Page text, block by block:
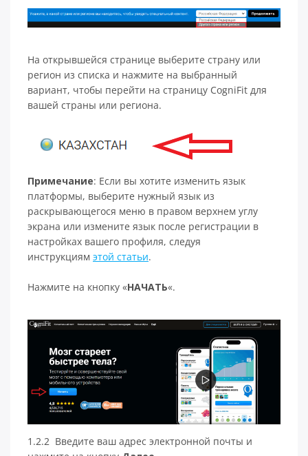
На открывшейся странице выберите страну или
регион из списка и нажмите на выбранный
вариант, чтобы перейти на страницу CogniFit для
вашей страны или региона.
Примечание: Если вы хотите изменить язык
платформы, выберите нужный язык из
раскрывающегося меню в правом верхнем углу
экрана или измените язык после регистрации в
настройках вашего профиля, следуя
инструкциям этой статьи.
Нажмите на кнопку «НАЧАТЬ«.
1.2.2 Введите ваш адрес электронной почты и